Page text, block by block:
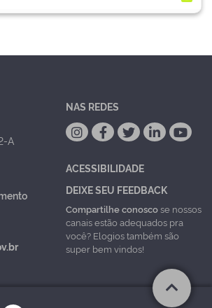
A
NAS REDES
ACESSIBILIDADE
DEIXE SEU FEEDBACK
Compartilhe conoscose nossos
canais estão adequados pra
você? Elogios também são
super bem vindos!